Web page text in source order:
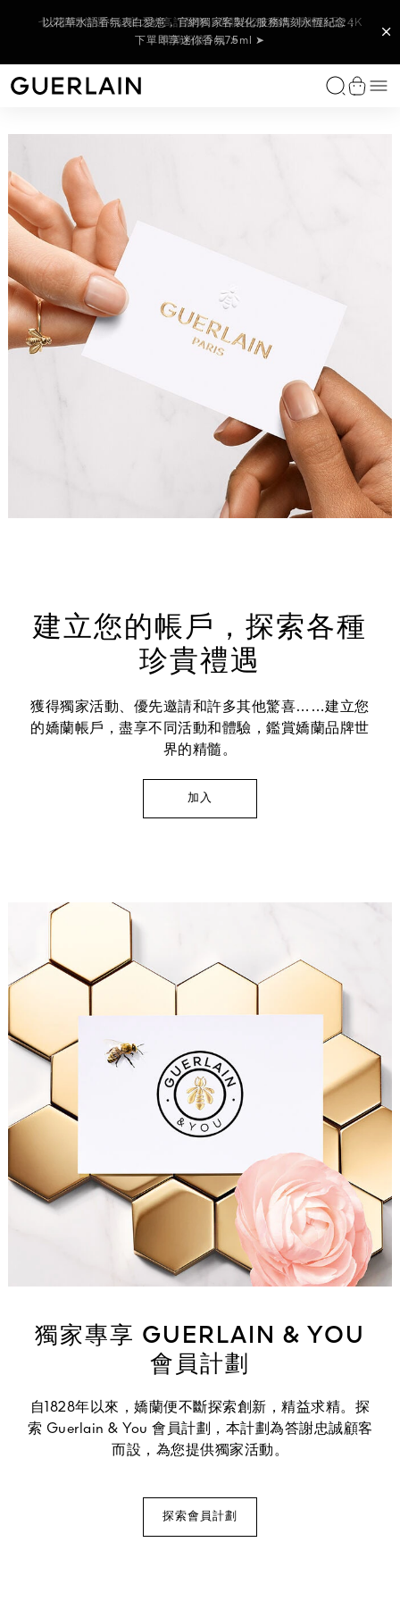
官網搶先 全新上市！嬌蘭皇家蜂王乳激活能量凍晶 下單即享皇家
蜂王乳蜜露 15m ➤
24K底妝家族新品│24K純金持光精華粉底 金緻底妝24H持光不黯
沉 下單即贈 蜂蜜修護白霜3ml ➤
七夕贈禮首選！紅寶之吻高訂唇膏；選購任2支唇膏 即贈新品24K
精華粉底5ml ➤
以花草水語香氛表白愛意，官網獨家客製化服務鐫刻永恆紀念；
下單即享迷你香氛7.5ml ➤
官網與專賣店獨家！藝術沙龍高訂隨身精奢組，精選迷你明星香
調，為心愛的她獻上藝術傑作 ➤
嬌蘭 - （返回首頁）
獨家香氛
非凡之作
典藏精品
臻稀典藏
訂製香氛
女性香氛
花草水語系列
我的印記系列
一千零一夜
嬌蘭法式黑裙系列香氛
LES LÉGENDAIRES 經典臻藏系列
帝王香水
男性香氛
Idealman香氛系列
經典男士香氛
Habit Rouge系列
帝王香水
花草水語純粹
顯示全部
家居香氛系列
車用擴香
香氛蠟燭
特殊服務
墊粉餅
唇部彩妝
護唇油和俏唇蜜
潤唇膏
唇部打底
唇筆
紅寶之吻高訂唇膏非凡之作
顯示全部
臉部
嬌蘭底妝家族
蜜粉及腮紅
顯示全部
眼部彩妝
眼線筆
眉筆
顯示全部
經典彩妝
24K純金光系列底妝
幻彩流星
提洛可
特殊服務
尋找您的命定粉底
類別
眼唇護理
化妝水和精華水
卸妝和潔面乳
面膜
秀髮保養
系列
黑蘭鑽極萃
蘭鑽金緻御光
蘭鑽系列
蘭鑽氧蘊極光白金萃
顯示全部
功效
亮采護理
保濕護理
眼周明亮
防曬/隔離霜
顯示全部
嬌蘭護膚儀式
蘭鑽系列護膚儀式
嬌蘭專業研發
全球整合性蘭花研究平台®（Orchidarium®）
特殊服務
免費諮詢服務
您的保養美妍體驗
您的彩妝美妍體驗
尋找贈禮靈感
男士贈禮靈感
全部禮品組
尋找完美贈禮
個人化工作坊
訂製專屬唇膏
所有個人化訂製服務
尋找完美贈禮
尋找您的命定粉底
尋找護膚品
預約難忘體驗
預約護膚療程
饋贈的藝術
查看
選
建立您的帳戶，探索各種
珍貴禮遇
獲得獨家活動、優先邀請和許多其他驚喜……建立您
的嬌蘭帳戶，盡享不同活動和體驗，鑑賞嬌蘭品牌世
界的精髓。
加入
獨家專享 GUERLAIN & YOU
會員計劃
自1828年以來，嬌蘭便不斷探索創新，精益求精。探
索 Guerlain & You 會員計劃，本計劃為答謝忠誠顧客
而設，為您提供獨家活動。
探索會員計劃